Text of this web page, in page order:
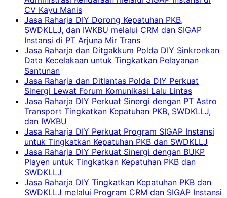
CV Kayu Manis
Jasa Raharja DIY Dorong Kepatuhan PKB,
SWDKLLJ, dan IWKBU melalui CRM dan SIGAP
Instansi di PT Arjuna Mir Trans
Jasa Raharja dan Ditgakkum Polda DIY Sinkronkan
Data Kecelakaan untuk Tingkatkan Pelayanan
Santunan
Jasa Raharja dan Ditlantas Polda DIY Perkuat
Sinergi Lewat Forum Komunikasi Lalu Lintas
Jasa Raharja DIY Perkuat Sinergi dengan PT Astro
Transport Tingkatkan Kepatuhan PKB, SWDKLLJ,
dan IWKBU
Jasa Raharja DIY Perkuat Program SIGAP Instansi
untuk Tingkatkan Kepatuhan PKB dan SWDKLLJ
Jasa Raharja DIY Perkuat Sinergi dengan BUKP
Playen untuk Tingkatkan Kepatuhan PKB dan
SWDKLLJ
Jasa Raharja DIY Tingkatkan Kepatuhan PKB dan
SWDKLLJ melalui Program CRM dan SIGAP Instansi